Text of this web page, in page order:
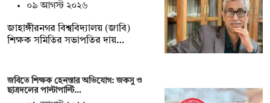
০৯ আগস্ট ২০২৬
জাহাঙ্গীরনগর বিশ্ববিদ্যালয় (জাবি)
শিক্ষক সমিতির সভাপতির দায়…
জবিতে শিক্ষক হেনস্তার অভিযোগ: জকসু ও
ছাত্রদলের পাল্টাপাল্টি…